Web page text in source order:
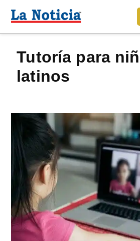
Para mantenerte informado
contenido
Noticia
Tutoría para niños
latinos